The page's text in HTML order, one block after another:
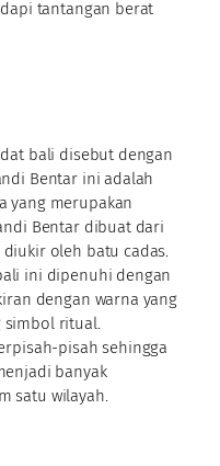
tantangan berat
bali disebut dengan
Bentar ini adalah
yang merupakan
Bentar dibuat dari
oleh batu cadas.
ini dipenuhi dengan
dengan warna yang
simbol ritual.
pisah sehingga
banyak
satu wilayah.